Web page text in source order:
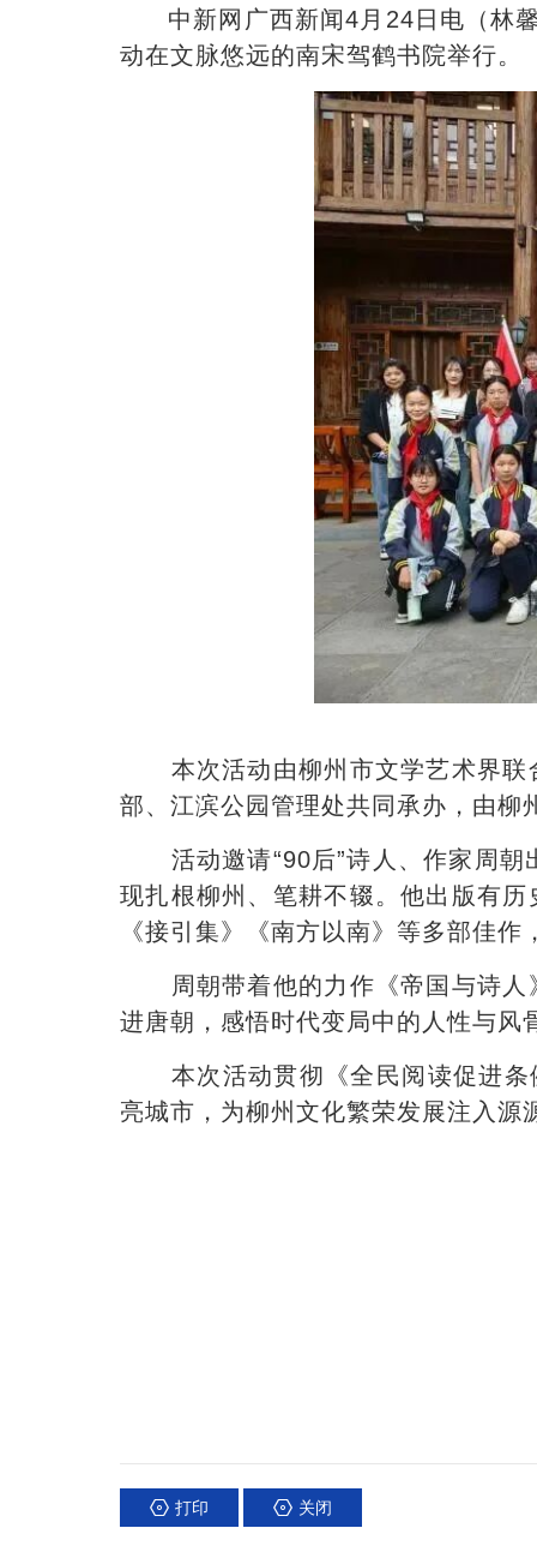
中新网广西新闻4月24日电（林
动在文脉悠远的南宋驾鹤书院举行。
本次活动由柳州市文学艺术界联
部、江滨公园管理处共同承办，由柳
活动邀请“90后”诗人、作家周朝
现扎根柳州、笔耕不辍。他出版有
《接引集》《南方以南》等多部佳
周朝带着他的力作《帝国与诗人
进唐朝，感悟时代变局中的人性与风
本次活动贯彻《全民阅读促进条
亮城市，为柳州文化繁荣发展注入源
打印 关闭